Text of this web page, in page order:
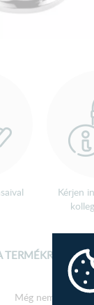
Kérjen
Még nem írtak